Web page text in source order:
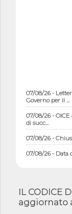
07/08/26 -
Governo per il ...
07/08/26 - OICE
di succ...
07/08/26 -
07/08/26 - Data
interventi pe...
07/08/26 -
sussistenza di...
IL CODICE
aggiornato